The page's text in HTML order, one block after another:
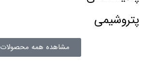
پتروشیمی
مشاهده همه محصولات